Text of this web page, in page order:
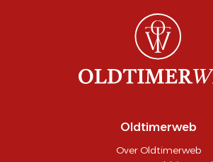
Oldtimerweb
Over Oldtimerweb